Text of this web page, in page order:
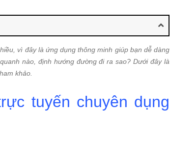
vì đây là ứng dụng thông minh giúp bạn dễ dàng
nào, định hướng đường đi ra sao? Dưới đây là
khảo.
tuyến chuyên dụng